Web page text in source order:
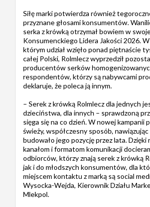
Siłę marki potwierdza również
przyznane głosami konsumentów.
serka z krówką otrzymał bowiem w
Konsumenckiego Lidera Jakości 2026.
którym udział wzięło ponad piętnaście
całej Polski, Rolmlecz wyprzedził
producentów serków
respondentów, którzy są nabywcami
deklaruje, że poleca ją innym.
– Serek z krówką Rolmlecz dla jednych
dzieciństwa, dla innych – sprawdzoną
sięga się na co dzień. W nowej kampanii
świeży, współczesny sposób,
budowało jego pozycję przez lata. Dzięki
kanałom i formatom komunikacji
odbiorców, którzy znają serek z krówką
jak i do młodszych konsumentów, dla
miejscem kontaktu z marką są social
Wysocka-Wejda, Kierownik Działu
Mlekpol.